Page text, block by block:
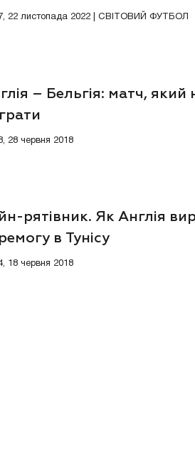
22 листопада 2022 | СВІТОВИЙ ФУТБОЛ
– Бельгія: матч, який
28 червня 2018
рятівник. Як Англія
в Тунісу
18 червня 2018